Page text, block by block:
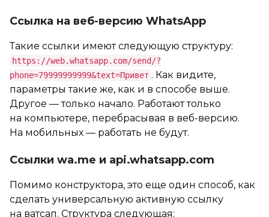
Ссылка на веб-версию WhatsApp
Такие ссылки имеют следующую структуру:
https://web.whatsapp.com/send/?
phone=79999999999&text=Привет . Как видите,
параметры такие же, как и в способе выше.
Другое — только начало. Работают только
на компьютере, перебрасывая в веб-версию.
На мобильных — работать не будут.
Ссылки wa.me и api.whatsapp.com
Помимо конструктора, это еще один способ, как
сделать универсальную активную ссылку
на ватсап. Структура следующая: